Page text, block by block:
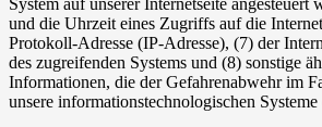
System auf unserer Internetseite angesteuert
und die Uhrzeit eines Zugriffs auf die
Protokoll-Adresse (IP-Adresse), (7) der
des zugreifenden Systems und (8) sonstige
Informationen, die der Gefahrenabwehr im
unsere informationstechnologischen Systeme